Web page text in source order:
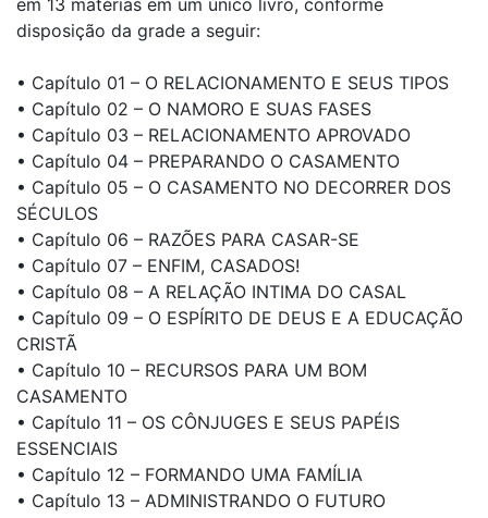
em 13 matérias em um único livro, conforme
disposição da grade a seguir:
• Capítulo 01 – O RELACIONAMENTO E SEUS TIPOS
• Capítulo 02 – O NAMORO E SUAS FASES
• Capítulo 03 – RELACIONAMENTO APROVADO
• Capítulo 04 – PREPARANDO O CASAMENTO
• Capítulo 05 – O CASAMENTO NO DECORRER DOS
SÉCULOS
• Capítulo 06 – RAZÕES PARA CASAR-SE
• Capítulo 07 – ENFIM, CASADOS!
• Capítulo 08 – A RELAÇÃO INTIMA DO CASAL
• Capítulo 09 – O ESPÍRITO DE DEUS E A EDUCAÇÃO
CRISTÃ
• Capítulo 10 – RECURSOS PARA UM BOM
CASAMENTO
• Capítulo 11 – OS CÔNJUGES E SEUS PAPÉIS
ESSENCIAIS
• Capítulo 12 – FORMANDO UMA FAMÍLIA
• Capítulo 13 – ADMINISTRANDO O FUTURO